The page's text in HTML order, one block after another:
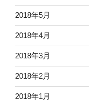
2018年5月
2018年4月
2018年3月
2018年2月
2018年1月